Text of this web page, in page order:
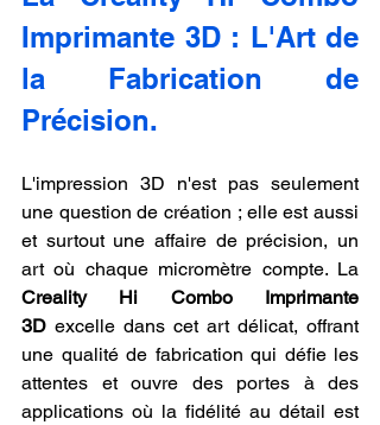
Imprimante 3D : L'Art de
la Fabrication de
Précision.
L'impression 3D n'est pas seulement
une question de création ; elle est aussi
et surtout une affaire de précision, un
Creality Hi Combo Imprimante
3D excelle dans cet art délicat, offrant
une qualité de fabrication qui défie les
attentes et ouvre des portes à des
applications où la fidélité au détail est